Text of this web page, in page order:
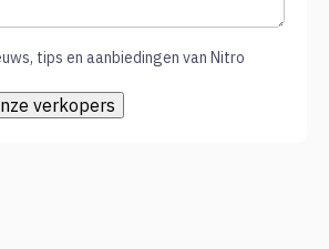
tips en aanbiedingen van Nitro